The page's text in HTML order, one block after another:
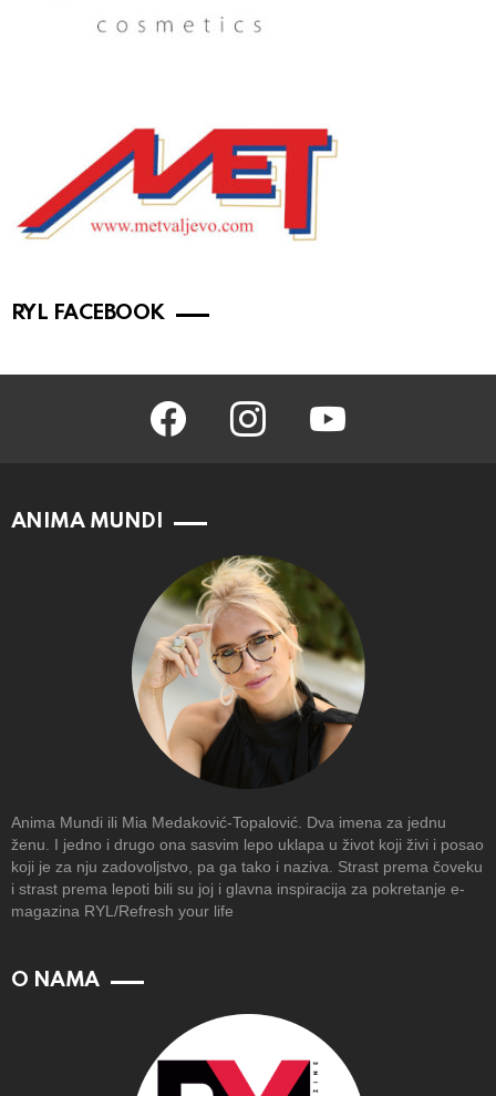
RYL FACEBOOK
facebook instagram youtube
ANIMA MUNDI
Anima Mundi ili Mia Medaković-Topalović. Dva imena za jednu
ženu. I jedno i drugo ona sasvim lepo uklapa u život koji živi i posao
koji je za nju zadovoljstvo, pa ga tako i naziva. Strast prema čoveku
i strast prema lepoti bili su joj i glavna inspiracija za pokretanje e-
magazina RYL/Refresh your life
O NAMA